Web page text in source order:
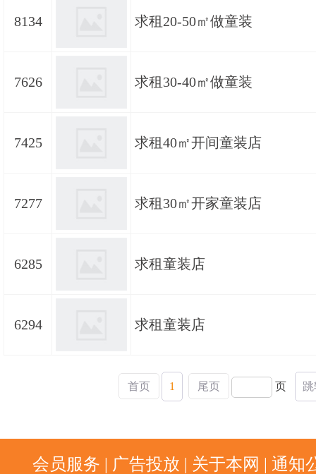
8134 求租20-50㎡做童装
7626 求租30-40㎡做童装
7425 求租40㎡开间童装店
7277 求租30㎡开家童装店
6285 求租童装店
6294 求租童装店
首页 1 尾页 页
会员服务 | 广告投放 | 关于本网 | 通知